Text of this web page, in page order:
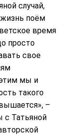
случай,
поём
время
просто
свое
мы и
такого
–
с Татьяной